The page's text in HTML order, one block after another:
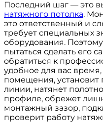
Последний шаг — это
натяжного потолка.
это ответственный и
требует специальных
оборудования.
пытаться сделать его
обратиться к
удобное для вас
помещения,
линии, натянет
профиле, обрежет
монтажный зазор,
проверит работу